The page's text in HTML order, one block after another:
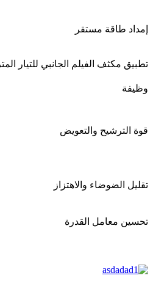
إمداد طاقة مستقر
تطبيق مكثف الفيلم الجانبي للتيار
وظيفة
قوة الترشيح والتعويض
تقليل الضوضاء والاهتزاز
تحسين معامل القدرة